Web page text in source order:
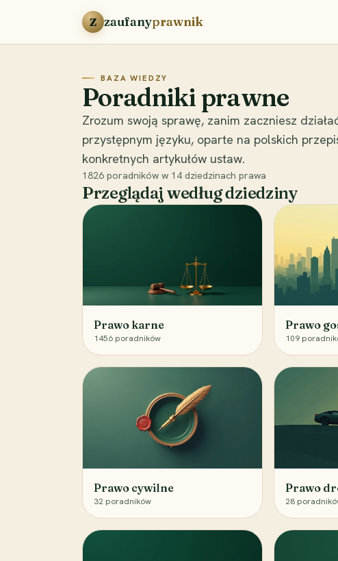
Przejdź do treści
Z zaufanyprawnik
BAZA WIEDZY
Poradniki prawne
Zrozum swoją sprawę, zanim zaczniesz
przystępnym języku, oparte na polskich
konkretnych artykułów ustaw.
1826 poradników w 14 dziedzinach prawa
Przeglądaj według dziedziny
Prawo karne
1456 poradników
Prawo
109
Prawo cywilne
32 poradników
Prawo
28